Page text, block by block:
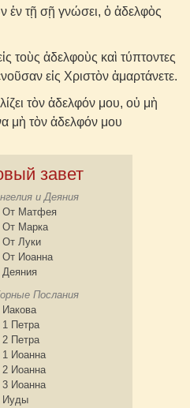
ἐν τῇ σῇ γνώσει, ὁ ἀδελφὸς
τοὺς ἀδελφοὺς καὶ τύπτοντες
εἰς Χριστὸν ἁμαρτάνετε.
τὸν ἀδελφόν μου, οὐ μὴ
μὴ τὸν ἀδελφόν μου
завет
и Деяния
От Матфея
От Марка
От Луки
От Иоанна
Деяния
Послания
Иакова
1 Петра
2 Петра
1 Иоанна
2 Иоанна
3 Иоанна
Иуды